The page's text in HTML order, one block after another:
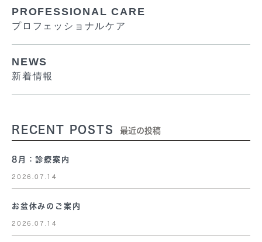
PROFESSIONAL CARE
プロフェッショナルケア
NEWS
新着情報
RECENT POSTS 最近の投稿
8月：診療案内
2026.07.14
お盆休みのご案内
2026.07.14